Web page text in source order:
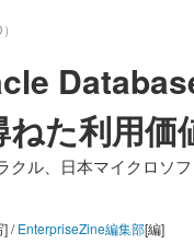
た利用価
クル、日本マイクロソ
] /EnterpriseZine編集部[編]